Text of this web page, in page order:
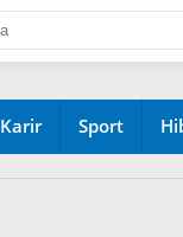
Karir Sport